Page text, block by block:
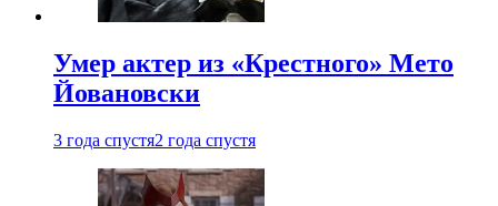
Умер актер из «Крестного» Мето
Йовановски
3 года спустя2 года спустя